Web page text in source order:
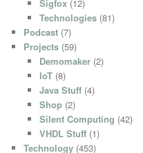
Sigfox(12)
Technologies(81)
Podcast (7)
Projects (59)
Demomaker(2)
IoT(8)
Java Stuff(4)
Shop(2)
Silent Computing (42)
VHDL Stuff(1)
Technology (453)